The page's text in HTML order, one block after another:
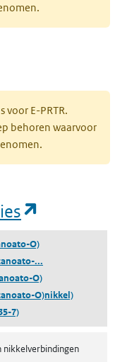
voor E-PRTR.
behoren waarvoor
O)
...
O)
O)nikkel)
7)
nikkelverbindingen